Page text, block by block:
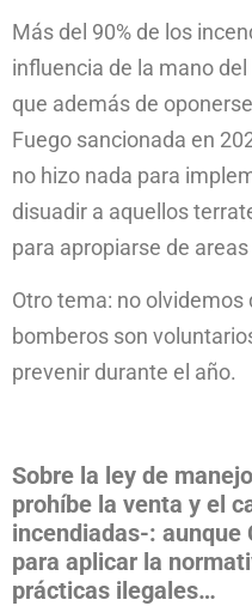
Más del 90% de los
influencia de la mano
que además de
Fuego sancionada en
no hizo nada para
disuadir a aquellos
para apropiarse de
Otro tema: no
bomberos son
prevenir durante el año.
Sobre la ley de
prohíbe la venta y el
incendiadas-: aunque
para aplicar la
prácticas ilegales…